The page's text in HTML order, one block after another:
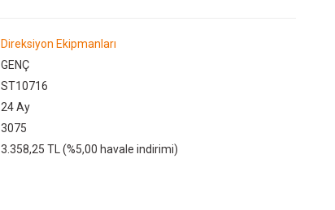
Direksiyon Ekipmanları
GENÇ
ST10716
24 Ay
3075
3.358,25 TL (%5,00 havale indirimi)